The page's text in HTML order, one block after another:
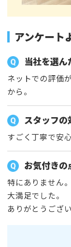
アンケート
当社を選ん
ネットでの評価
から。
スタッフの
すごく丁寧で安
お気付きの
特にありません。
大満足でした。
ありがとうござ